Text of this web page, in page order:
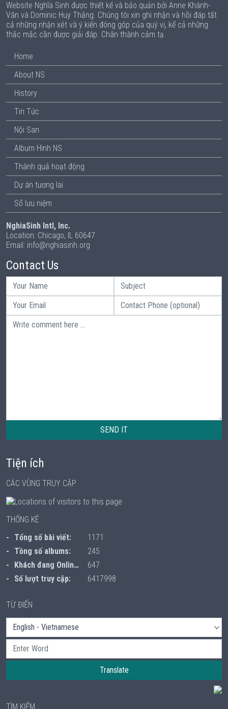
Website Nghĩa Sinh được thiết kế và bảo quản bởi Anne Khánh-
Vân và Dominic Huy Thắng. Chúng tôi xin ghi nhận và hồi đáp tất
cả những nhận xét và ý kiến đóng góp của quý vị, kể cả những
thắc mắc cần được giải đáp. Chân thành cảm tạ.
Home
About NS
History
Tin Tức
Nội San
Album Hình NS
Thành quả hoạt động
Dự án tương lai
Sổ lưu niệm
NghiaSinh Intl, Inc.
Location: Chicago, IL 60647
Email: info@nghiasinh.org
Contact Us
SEND IT
Tiện ích
CÁC VÙNG TRUY CẬP
THỐNG KÊ
Tổng số bài viết:
1171
Tồng số albums:
245
Khách đang Online:
647
Số lượt truy cập:
6417998
TỪ ĐIỂN
Translate
TÌM KIẾM